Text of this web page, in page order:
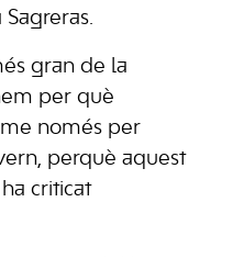
gran de la
per què
només per
perquè aquest
criticat